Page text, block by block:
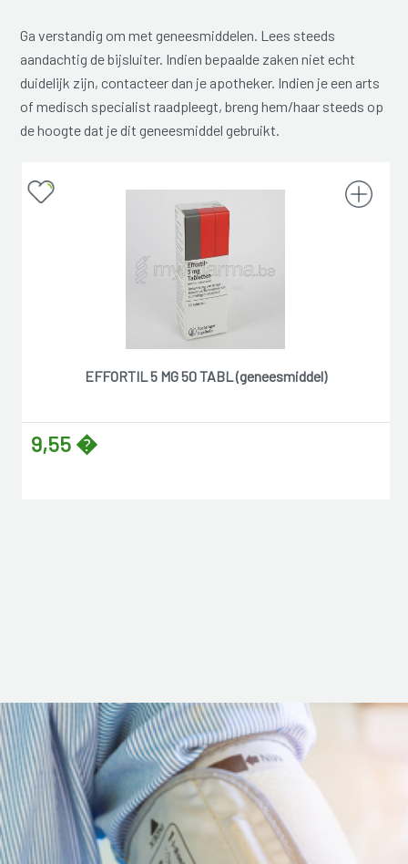
Ga verstandig om met geneesmiddelen. Lees steeds
aandachtig de bijsluiter. Indien bepaalde zaken niet echt
duidelijk zijn, contacteer dan je apotheker. Indien je een arts
of medisch specialist raadpleegt, breng hem/haar steeds op
de hoogte dat je dit geneesmiddel gebruikt.
EFFORTIL 5 MG 50 TABL (geneesmiddel)
9,55 �